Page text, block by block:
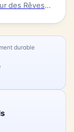
du Marchand
à travers
du
Pensé
durable